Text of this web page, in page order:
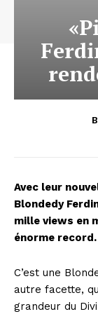
Avec leur
Blondedy
mille views en
énorme
C’est une
autre facette,
grandeur du